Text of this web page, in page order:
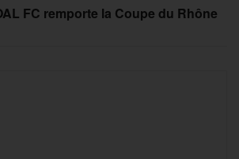
FC remporte la Coupe du Rhône